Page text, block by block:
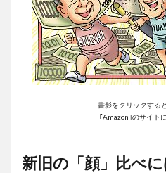
書影をクリックする
｢Amazon｣のサイト
新旧の「顔」比べ